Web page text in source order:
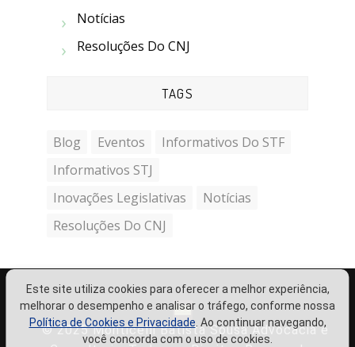
Este site utiliza cookies para oferecer a melhor experiência,
melhorar o desempenho e analisar o tráfego, conforme nossa
Política de Cookies e Privacidade . Ao continuar navegando,
você concorda com o uso de cookies.
Notícias
Resoluções Do CNJ
TAGS
Blog Eventos
Informativos Do STF
Informativos STJ
Inovações Legislativas
Notícias
Resoluções Do CNJ
© 2025 Monticelli Batista Sousa Advocacia e